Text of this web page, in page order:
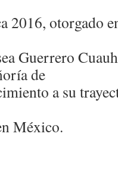
2016, otorgado
Guerrero
de
a su
México.